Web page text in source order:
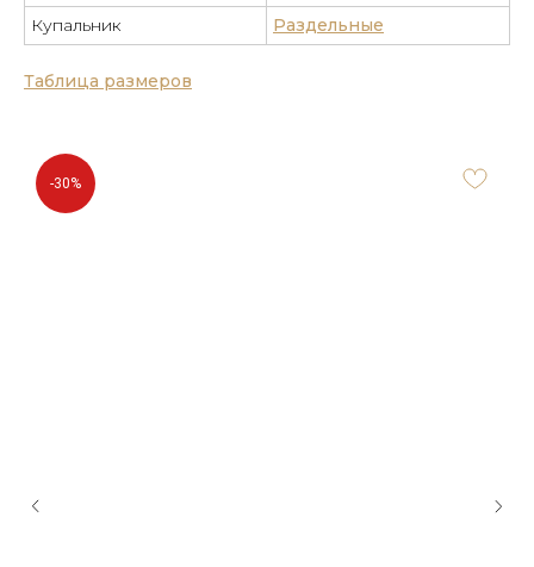
Таблица размеров
Купальник
Раздельные
-30%